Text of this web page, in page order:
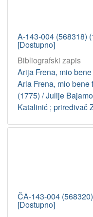
A-143-004 (568318)
[Dostupno]
Bibliografski zapis
Arija Frena, mio
Aria Frena, mio bene
(1775) / Julije
Katalinić ; priređivač
ČA-143-004
[Dostupno]